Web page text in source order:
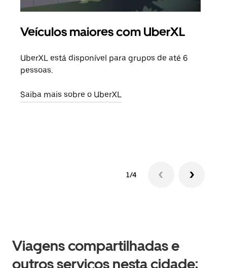
Veículos maiores com UberXL
UberXL está disponível para grupos de até 6
pessoas.
Saiba mais sobre o UberXL
1/4
Viagens compartilhadas e
outros serviços nesta cidade: